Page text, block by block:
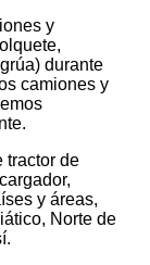
y
durante
camiones y
tractor de
y áreas,
Norte de